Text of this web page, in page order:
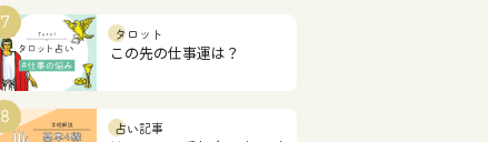
7
タロット
この先の仕事運は？
8
占い記事